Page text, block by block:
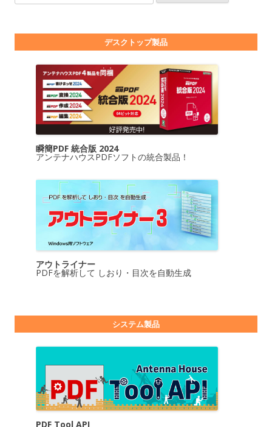
デスクトップ製品
瞬簡PDF 統合版 2024
アンテナハウスPDFソフトの統合製品！
アウトライナー
PDFを解析して しおり・目次を自動生成
システム製品
PDF Tool API